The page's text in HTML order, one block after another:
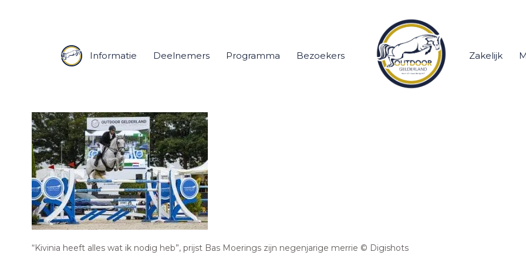
Informatie Deelnemers Programma Bezoekers Zakelijk
“Kivinia heeft alles wat ik nodig heb”, prijst Bas Moerings zijn negenjarige merrie © Digishots